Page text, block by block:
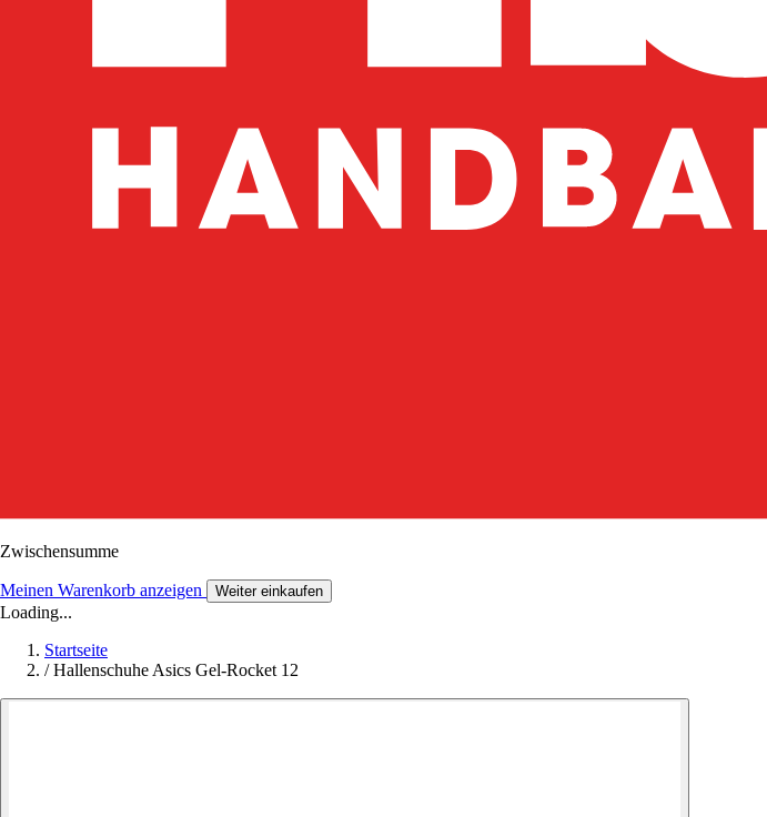
Zwischensumme
Meinen Warenkorb anzeigen Weiter einkaufen
Loading...
Startseite
/ Hallenschuhe Asics Gel-Rocket 12